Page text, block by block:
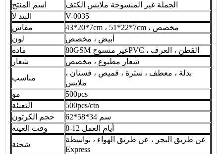
اسم المنتج
الجملة غير المنسوجة ملابس الكتف
البند لا
V-0035
مقاس
43*20*7cm ، 51*22*7cm ، مخصص
لون
أبيض ، مخصص
مادة
80GSM غير منسوجPVC ، القطن ، العرف
شعار
شعار مطبوع ، مخصص
مناسب
بدلة ، معطف ، سترة ، قميص ، فستان ،
ملابس
مو
500pcs
التعبئة
500pcs/ctn
حجم الكرتون
62*58*34 سم
وقت العينة
8-12 أيام العمل
شحنة
عن طريق البحر ، عن طريق الهواء ، بواسطة
Express